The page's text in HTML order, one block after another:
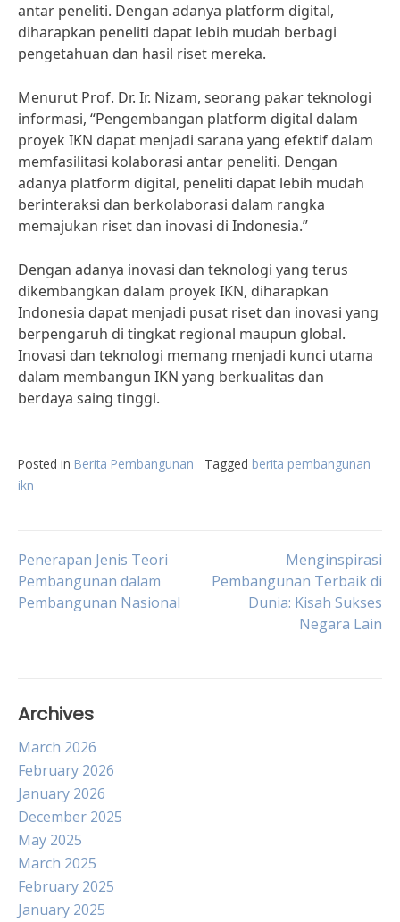
antar peneliti. Dengan adanya platform digital,
diharapkan peneliti dapat lebih mudah berbagi
pengetahuan dan hasil riset mereka.
Menurut Prof. Dr. Ir. Nizam, seorang pakar teknologi
informasi, “Pengembangan platform digital dalam
proyek IKN dapat menjadi sarana yang efektif dalam
memfasilitasi kolaborasi antar peneliti. Dengan
adanya platform digital, peneliti dapat lebih mudah
berinteraksi dan berkolaborasi dalam rangka
memajukan riset dan inovasi di Indonesia.”
Dengan adanya inovasi dan teknologi yang terus
dikembangkan dalam proyek IKN, diharapkan
Indonesia dapat menjadi pusat riset dan inovasi yang
berpengaruh di tingkat regional maupun global.
Inovasi dan teknologi memang menjadi kunci utama
dalam membangun IKN yang berkualitas dan
berdaya saing tinggi.
Posted in Berita Pembangunan Tagged berita pembangunan
ikn
Post
navigation
Penerapan Jenis Teori
Pembangunan dalam
Pembangunan Nasional
Menginspirasi
Pembangunan Terbaik di
Dunia: Kisah Sukses
Negara Lain
Archives
March 2026
February 2026
January 2026
December 2025
May 2025
March 2025
February 2025
January 2025